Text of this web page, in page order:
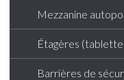
Mezzanine
Étagères
Barrières de